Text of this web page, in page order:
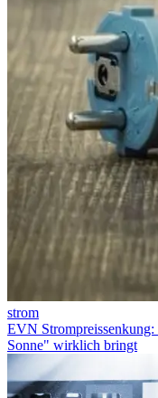
strom
EVN
Sonne" wirklich bringt